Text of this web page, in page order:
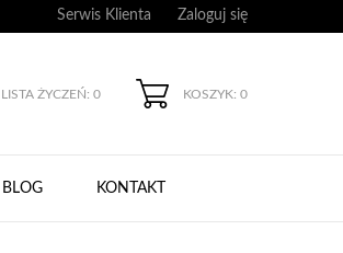
Serwis Klienta Zaloguj się
LISTA ŻYCZEŃ: 0 KOSZYK: 0
BLOG KONTAKT